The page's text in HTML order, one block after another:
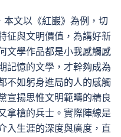
文以《紅巖》為例，切
征與文明價值，為講好新
文學作品都是小我感觸感
記憶的文學，才幹夠成為
不如躬身進局的人的感觸
宣揚思惟文明範疇的精良
拿槍的兵士。實際陣線是
入生涯的深度與廣度，直